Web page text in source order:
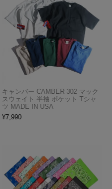
キャンバー CAMBER 302 マック
スウェイト 半袖 ポケット Tシャ
ツ MADE IN USA
¥7,990